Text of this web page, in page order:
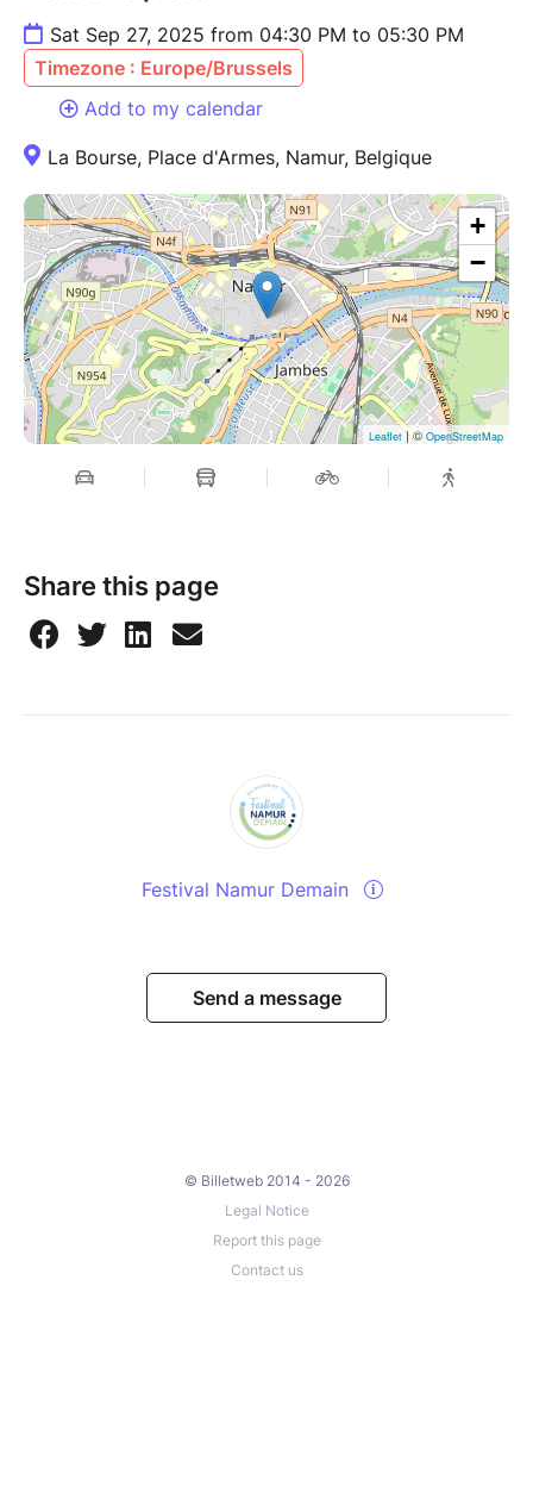
Sat Sep 27, 2025 from 04:30 PM to 05:30 PM
Timezone : Europe/Brussels
Add to my calendar
La Bourse, Place d'Armes, Namur, Belgique
+
−
Leaflet| © OpenStreetMap
Share this page
Festival Namur Demain
Send a message
© Billetweb 2014 - 2026
Legal Notice
Report this page
Contact us